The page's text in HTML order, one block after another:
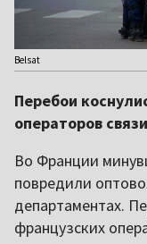
Belsat
Перебои
операторов связи
Во Франции
повредили
департаментах.
французских